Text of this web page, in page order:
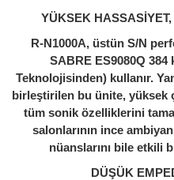
YÜKSEK
R-N1000A, üstün S/N
SABRE ES9080Q
Teknolojisinden) kullanır.
birleştirilen bu ünite, yüksek
tüm sonik özelliklerini
salonlarının ince
nüanslarını bile etkili
DÜŞÜK